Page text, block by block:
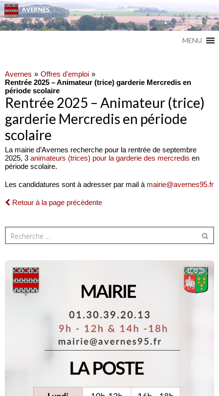
MENU
Avernes
Offres d'emploi
Rentrée 2025 – Animateur (trice) garderie Mercredis en
période scolaire
Rentrée 2025 – Animateur (trice)
garderie Mercredis en période
scolaire
La mairie d’Avernes recherche pour la rentrée de septembre
2025, 3 animateurs (trices) pour la garderie des mercredis en
période scolaire.
Les candidatures sont à adresser par mail à mairie@avernes95.fr
Retour à la page précédente